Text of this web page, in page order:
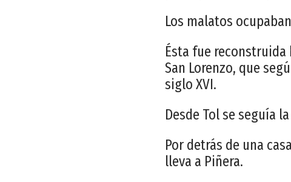
Los malatos
Ésta fue reconstruida
San Lorenzo, que
siglo XVI.
Desde Tol se seguía
Por detrás de una
lleva a Piñera.